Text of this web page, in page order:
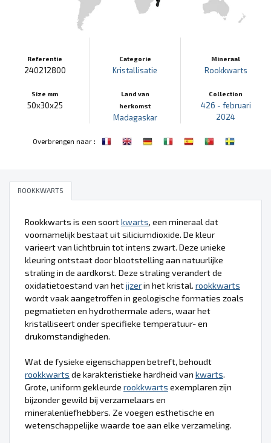
Referentie
240212800
Size mm
50x30x25
Categorie
Kristallisatie
Land van
herkomst
Madagaskar
Mineraal
Rookkwarts
Collection
426 - februari
2024
Overbrengen naar:
ROOKKWARTS
Rookkwarts is een soortkwarts, een mineraal dat
voornamelijk bestaat uit siliciumdioxide. De kleur
varieert van lichtbruin tot intens zwart. Deze unieke
kleuring ontstaat door blootstelling aan natuurlijke
straling in de aardkorst. Deze straling verandert de
oxidatietoestand van hetijzerin het kristal. rookkwarts
wordt vaak aangetroffen in geologische formaties zoals
pegmatieten en hydrothermale aders, waar het
kristalliseert onder specifieke temperatuur- en
drukomstandigheden.
Wat de fysieke eigenschappen betreft, behoudt
rookkwarts de karakteristieke hardheid van kwarts.
Grote, uniform gekleurde rookkwarts exemplaren zijn
bijzonder gewild bij verzamelaars en
mineralenliefhebbers. Ze voegen esthetische en
wetenschappelijke waarde toe aan elke verzameling.